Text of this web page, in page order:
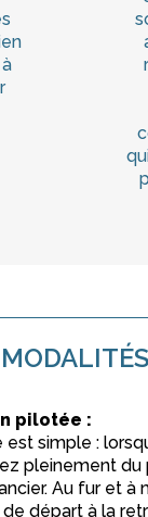
à
pilotée :
est simple :
pleinement
Au fur et
départ à la